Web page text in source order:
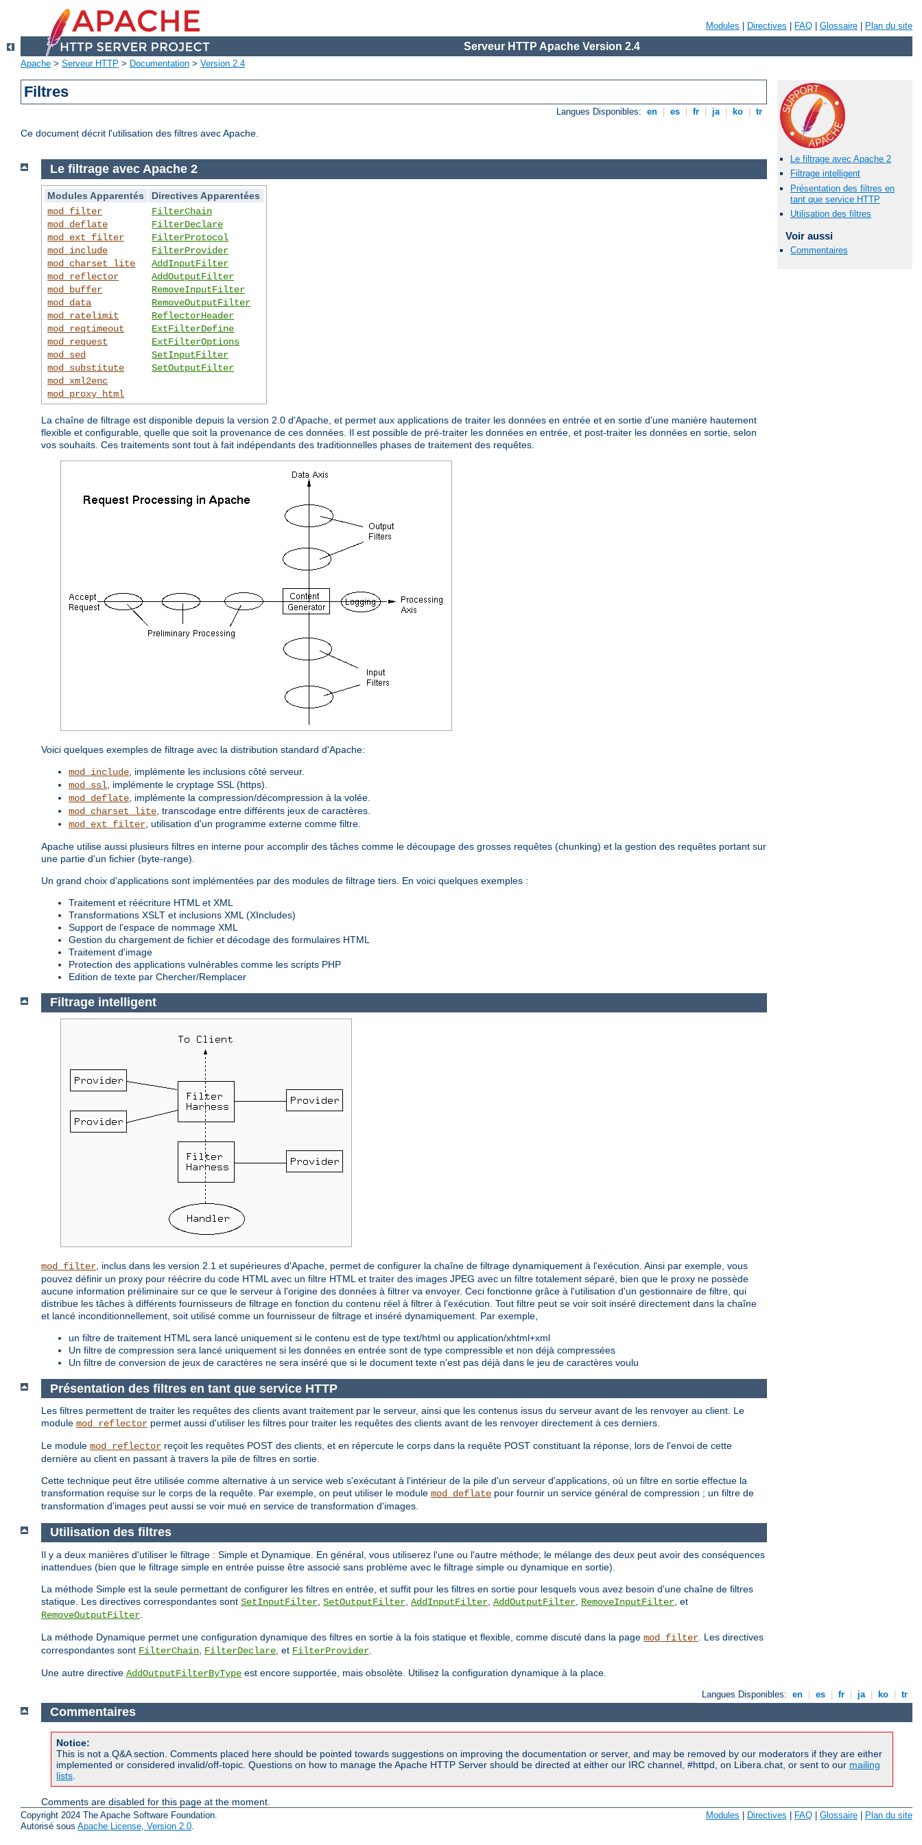
Modules Directives FAQ Glossaire Plan du site
Serveur HTTP Apache Version 2.4
Apache > Serveur HTTP > Documentation > Version 2.4
Filtres
Langues Disponibles: en es fr ja ko tr
Ce document décrit l'utilisation des filtres avec Apache.
Le filtrage avec Apache 2
Filtrage intelligent
Présentation des filtres en
tant que service HTTP
Utilisation des filtres
Voir aussi
Commentaires
Le filtrage avec Apache 2
Modules Apparentés
Directives Apparentées
mod_filter
mod_deflate
mod_ext_filter
mod_include
mod_charset_lite
mod_reflector
mod_buffer
mod_data
mod_ratelimit
mod_reqtimeout
mod_request
mod_sed
mod_substitute
mod_xml2enc
mod_proxy_html
FilterChain
FilterDeclare
FilterProtocol
FilterProvider
AddInputFilter
AddOutputFilter
RemoveInputFilter
RemoveOutputFilter
ReflectorHeader
ExtFilterDefine
ExtFilterOptions
SetInputFilter
SetOutputFilter
La chaîne de filtrage est disponible depuis la version 2.0 d'Apache, et permet aux applications de traiter les données en entrée et en sortie d'une manière hautement
flexible et configurable, quelle que soit la provenance de ces données. Il est possible de pré-traiter les données en entrée, et post-traiter les données en sortie, selon
vos souhaits. Ces traitements sont tout à fait indépendants des traditionnelles phases de traitement des requêtes.
Voici quelques exemples de filtrage avec la distribution standard d'Apache:
mod_include , implémente les inclusions côté serveur.
mod_ssl , implémente le cryptage SSL (https).
mod_deflate , implémente la compression/décompression à la volée.
mod_charset_lite , transcodage entre différents jeux de caractères.
mod_ext_filter , utilisation d'un programme externe comme filtre.
Apache utilise aussi plusieurs filtres en interne pour accomplir des tâches comme le découpage des grosses requêtes (chunking) et la gestion des requêtes portant sur
une partie d'un fichier (byte-range).
Un grand choix d'applications sont implémentées par des modules de filtrage tiers. En voici quelques exemples :
Traitement et réécriture HTML et XML
Transformations XSLT et inclusions XML (XIncludes)
Support de l'espace de nommage XML
Gestion du chargement de fichier et décodage des formulaires HTML
Traitement d'image
Protection des applications vulnérables comme les scripts PHP
Edition de texte par Chercher/Remplacer
Filtrage intelligent
mod_filter , inclus dans les version 2.1 et supérieures d'Apache, permet de configurer la chaîne de filtrage dynamiquement à l'exécution. Ainsi par exemple, vous
pouvez définir un proxy pour réécrire du code HTML avec un filtre HTML et traiter des images JPEG avec un filtre totalement séparé, bien que le proxy ne possède
aucune information préliminaire sur ce que le serveur à l'origine des données à filtrer va envoyer. Ceci fonctionne grâce à l'utilisation d'un gestionnaire de filtre, qui
distribue les tâches à différents fournisseurs de filtrage en fonction du contenu réel à filtrer à l'exécution. Tout filtre peut se voir soit inséré directement dans la chaîne
et lancé inconditionnellement, soit utilisé comme un fournisseur de filtrage et inséré dynamiquement. Par exemple,
un filtre de traitement HTML sera lancé uniquement si le contenu est de type text/html ou application/xhtml+xml
Un filtre de compression sera lancé uniquement si les données en entrée sont de type compressible et non déjà compressées
Un filtre de conversion de jeux de caractères ne sera inséré que si le document texte n'est pas déjà dans le jeu de caractères voulu
Présentation des filtres en tant que service HTTP
Les filtres permettent de traiter les requêtes des clients avant traitement par le serveur, ainsi que les contenus issus du serveur avant de les renvoyer au client. Le
module mod_reflector permet aussi d'utiliser les filtres pour traiter les requêtes des clients avant de les renvoyer directement à ces derniers.
Le module mod_reflector reçoit les requêtes POST des clients, et en répercute le corps dans la requête POST constituant la réponse, lors de l'envoi de cette
dernière au client en passant à travers la pile de filtres en sortie.
Cette technique peut être utilisée comme alternative à un service web s'exécutant à l'intérieur de la pile d'un serveur d'applications, où un filtre en sortie effectue la
transformation requise sur le corps de la requête. Par exemple, on peut utiliser le module mod_deflate pour fournir un service général de compression ; un filtre de
transformation d'images peut aussi se voir mué en service de transformation d'images.
Utilisation des filtres
Il y a deux manières d'utiliser le filtrage : Simple et Dynamique. En général, vous utiliserez l'une ou l'autre méthode; le mélange des deux peut avoir des conséquences
inattendues (bien que le filtrage simple en entrée puisse être associé sans problème avec le filtrage simple ou dynamique en sortie).
La méthode Simple est la seule permettant de configurer les filtres en entrée, et suffit pour les filtres en sortie pour lesquels vous avez besoin d'une chaîne de filtres
statique. Les directives correspondantes sont SetInputFilter SetOutputFilter AddInputFilter AddOutputFilter RemoveInputFilter , et
RemoveOutputFilter
La méthode Dynamique permet une configuration dynamique des filtres en sortie à la fois statique et flexible, comme discuté dans la page mod_filter . Les directives
correspondantes sont FilterChain FilterDeclare , et FilterProvider
Une autre directive AddOutputFilterByType est encore supportée, mais obsolète. Utilisez la configuration dynamique à la place.
Langues Disponibles: en es fr ja ko tr
Commentaires
Notice:
This is not a Q&A section. Comments placed here should be pointed towards suggestions on improving the documentation or server, and may be removed by our moderators if they are either
implemented or considered invalid/off-topic. Questions on how to manage the Apache HTTP Server should be directed at either our IRC channel, #httpd, on Libera.chat, or sent to our mailing
lists
Comments are disabled for this page at the moment.
Copyright 2024 The Apache Software Foundation.
Autorisé sous Apache License, Version 2.0
Modules | Directives | FAQ | Glossaire | Plan du site